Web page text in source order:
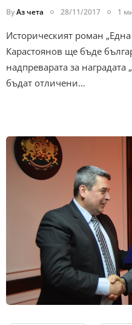
ByАз чета 28/11/2017 1
Историческият роман
Карастоянов ще бъде
надпреварата за
бъдат отличени…